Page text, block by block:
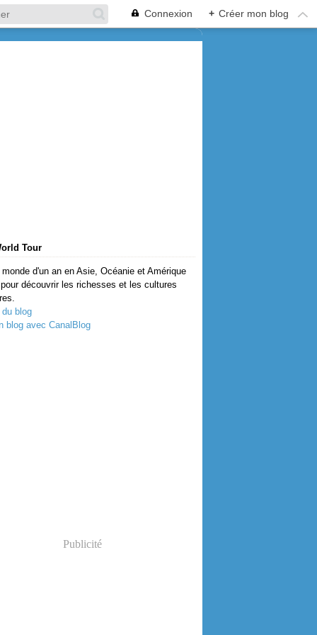
Connexion + Créer mon blog
Tour
monde d'un an en Asie, Océanie et Amérique
découvrir les richesses et les cultures
blog
blog avec CanalBlog
Publicité